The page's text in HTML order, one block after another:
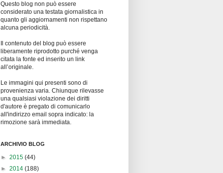
Questo blog non può essere
considerato una testata giornalistica in
quanto gli aggiornamenti non rispettano
alcuna periodicità.
Il contenuto del blog può essere
liberamente riprodotto purché venga
citata la fonte ed inserito un link
all’originale.
Le immagini qui presenti sono di
provenienza varia. Chiunque rilevasse
una qualsiasi violazione dei diritti
d'autore è pregato di comunicarlo
all'indirizzo email sopra indicato: la
rimozione sarà immediata.
ARCHIVIO BLOG
► 2015 (44)
► 2014 (188)